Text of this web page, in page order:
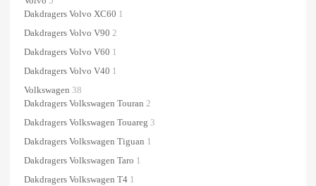
Dakdragers Volvo XC60 1
Dakdragers Volvo V90 2
Dakdragers Volvo V60 1
Dakdragers Volvo V40 1
Volkswagen 38
Dakdragers Volkswagen Touran 2
Dakdragers Volkswagen Touareg 3
Dakdragers Volkswagen Tiguan 1
Dakdragers Volkswagen Taro 1
Dakdragers Volkswagen T4 1